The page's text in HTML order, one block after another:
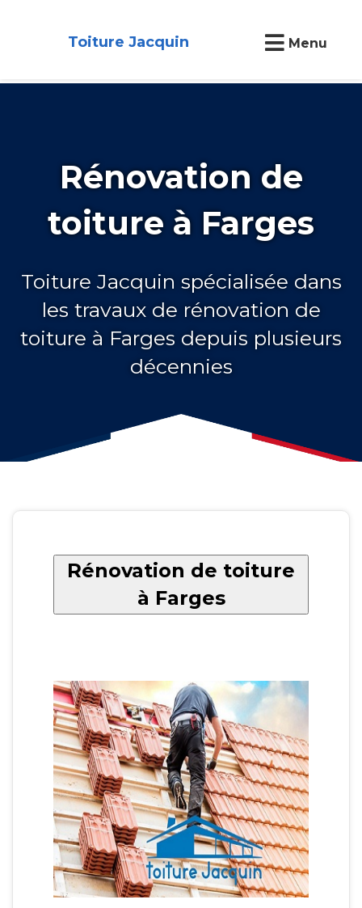
Toiture Jacquin Menu
Rénovation de
toiture à Farges
Toiture Jacquin spécialisée dans
les travaux de rénovation de
toiture à Farges depuis plusieurs
décennies
Rénovation de toiture
à Farges